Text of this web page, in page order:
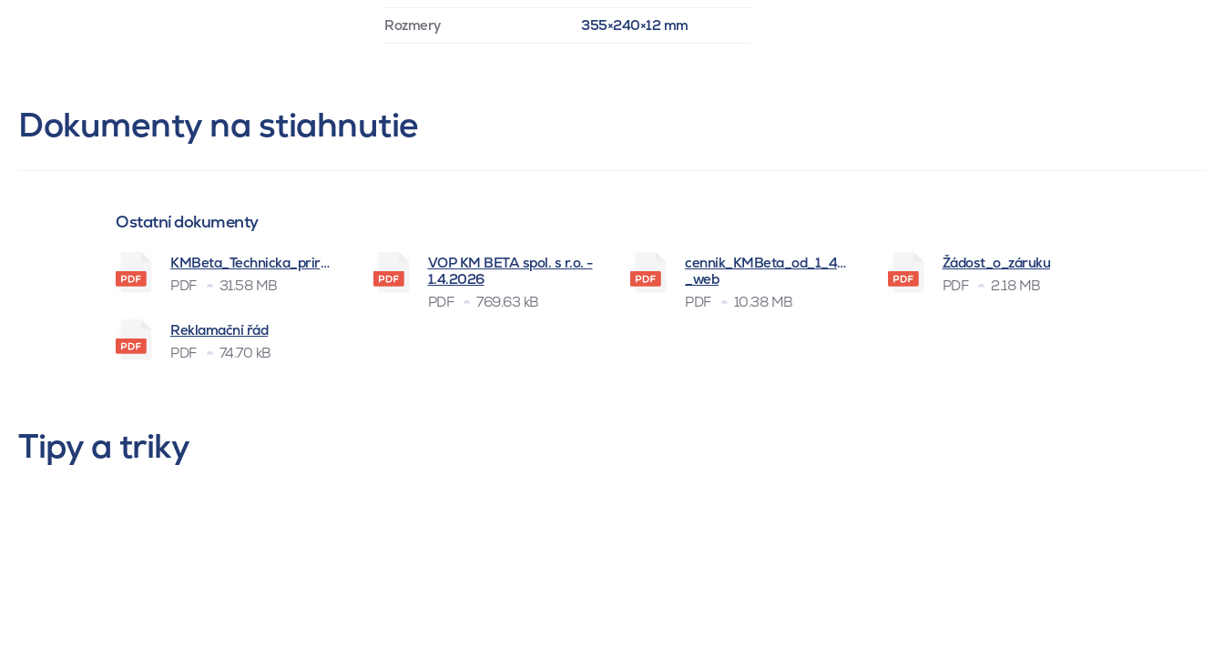
Rozmery 355×240×12 mm
Dokumenty na stiahnutie
Ostatní dokumenty
KMBeta_Technicka_prirucka_BSK_
PDF
31.58 MB
VOP KM BETA spol. s r.o. -
1.4.2026
PDF
769.63 kB
cenník_KMBeta_od_1_4_2026
_web
PDF
10.38 MB
Žádost_o_záruku
PDF
2.18 MB
Reklamační řád
PDF
74.70 kB
Tipy a triky